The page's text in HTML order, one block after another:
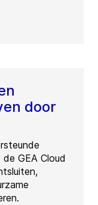
door
GEA Cloud